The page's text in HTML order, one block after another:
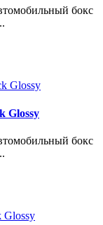
бокс
Glossy
бокс